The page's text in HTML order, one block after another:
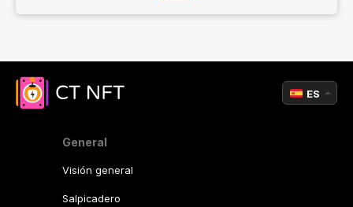
General
Visión general
Salpicadero
ES